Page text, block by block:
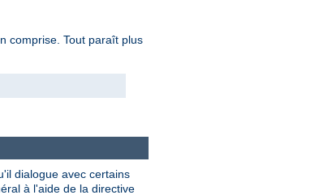
comprise. Tout paraît plus
dialogue avec certains
à l'aide de la directive